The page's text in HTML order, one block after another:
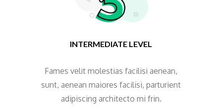
INTERMEDIATE LEVEL
Fames velit molestias facilisi aenean,
sunt, aenean maiores facilisi, parturient
adipiscing architecto mi frin.